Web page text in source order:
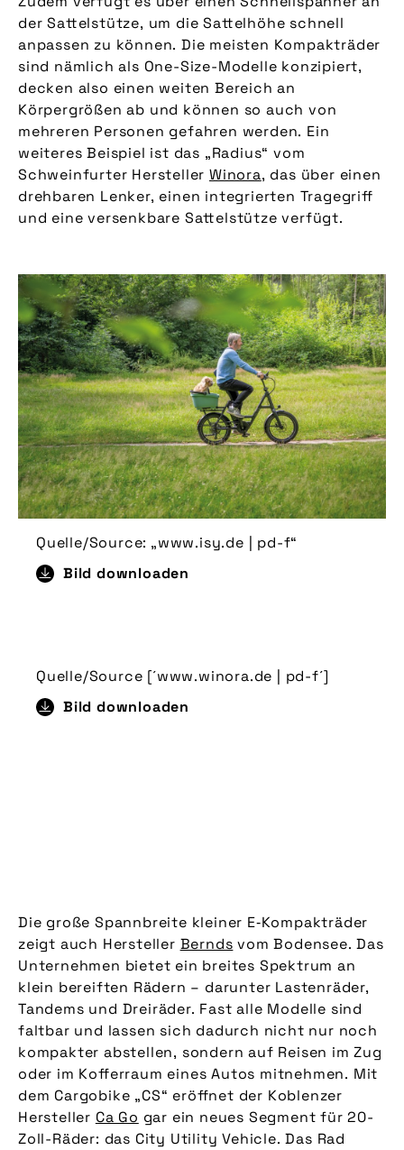
der Sattelstütze, um die Sattelhöhe schnell
anpassen zu können. Die meisten Kompakträder
sind nämlich als One-Size-Modelle konzipiert,
decken also einen weiten Bereich an
Körpergrößen ab und können so auch von
mehreren Personen gefahren werden. Ein
weiteres Beispiel ist das „Radius“ vom
Schweinfurter Hersteller Winora, das über einen
drehbaren Lenker, einen integrierten Tragegriff
und eine versenkbare Sattelstütze verfügt.
Quelle/Source: „www.isy.de | pd-f“
Bild downloaden
Quelle/Source [´www.winora.de | pd-f´]
Bild downloaden
Die große Spannbreite kleiner E‑Kompakträder
zeigt auch Hersteller Bernds vom Bodensee. Das
Unternehmen bietet ein breites Spektrum an
klein bereiften Rädern – darunter Lastenräder,
Tandems und Dreiräder. Fast alle Modelle sind
faltbar und lassen sich dadurch nicht nur noch
kompakter abstellen, sondern auf Reisen im Zug
oder im Kofferraum eines Autos mitnehmen. Mit
dem Cargobike „CS“ eröffnet der Koblenzer
Hersteller Ca Go gar ein neues Segment für 20-
Zoll-Räder: das City Utility Vehicle. Das Rad